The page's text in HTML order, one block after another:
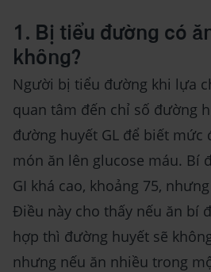
1. Bị tiểu đường có
không?
Người bị tiểu đường khi lựa
quan tâm đến chỉ số đường
đường huyết GL để biết mức
món ăn lên glucose máu. Bí
GI khá cao, khoảng 75,
Điều này cho thấy nếu ăn bí
hợp thì đường huyết sẽ
nhưng nếu ăn nhiều trong